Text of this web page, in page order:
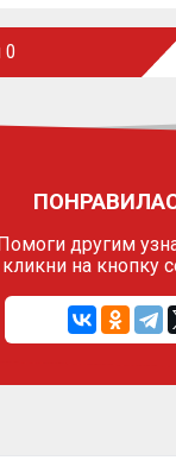
0
другим
кликни на кнопку